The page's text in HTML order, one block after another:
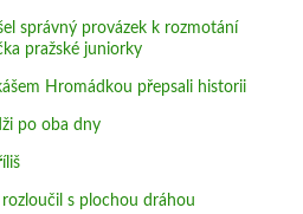
správný provázek k rozmotání
pražské juniorky
Hromádkou přepsali historii
po oba dny
rozloučil s plochou dráhou